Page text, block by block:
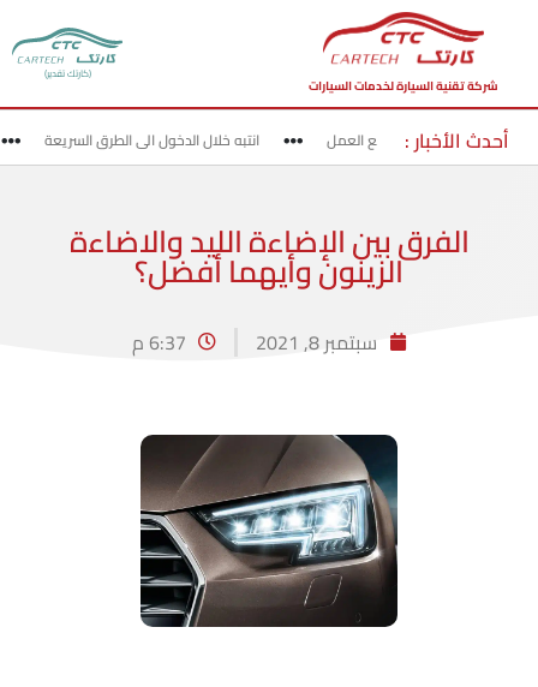
شركة تقنية السيارة لخدمات السيارات
(كارتك تقدير)
أحدث الأخبار :
قد بحذر في مناطق مواقع العمل انتبه خلال الدخول الى الطرق السريعة
الفرق بين الإضاءة الليد والاضاءة
الزينون وأيهما أفضل؟
سبتمبر 8, 2021 6:37 م